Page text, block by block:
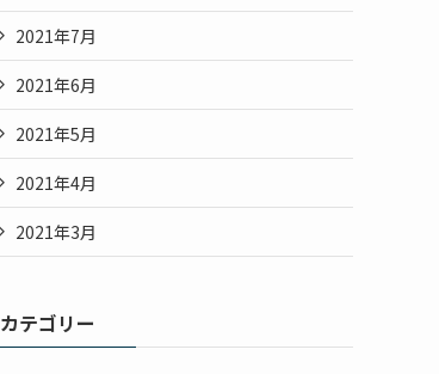
2021年7月
2021年6月
2021年5月
2021年4月
2021年3月
カテゴリー